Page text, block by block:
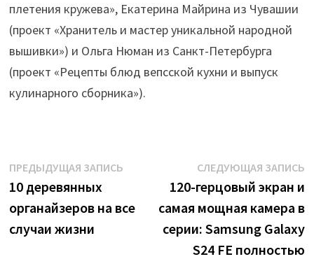
плетения кружева», Екатерина Майрина из Чувашии
(проект «Хранитель и мастер уникальной народной
вышивки») и Ольга Нюман из Санкт-Петербурга
(проект «Рецепты блюд вепсской кухни и выпуск
кулинарного сборника»).
Навигация
по
записям
ПРЕДЫДУЩАЯ ЗАПИСЬПредыдущая
10 деревянных
органайзеров на все
случаи жизни
СЛЕДУЮЩАЯ ЗАПИСЬ
120-герцовый экран и
самая мощная камера в
серии: Samsung Galaxy
S24 FE полностью